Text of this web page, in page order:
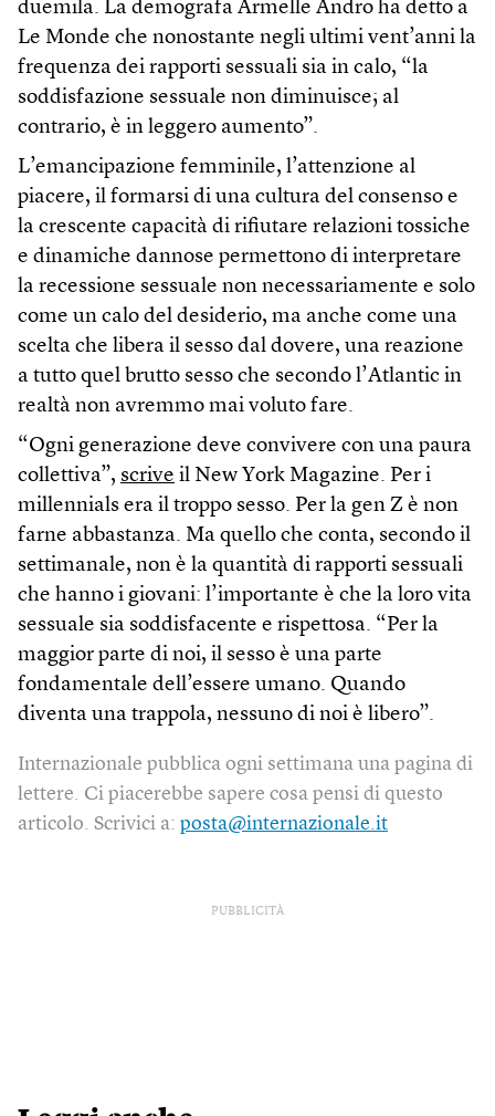
duemila. La demografa Armelle Andro ha detto a
Le Monde che nonostante negli ultimi vent’anni la
frequenza dei rapporti sessuali sia in calo, “la
soddisfazione sessuale non diminuisce; al
contrario, è in leggero aumento”.
L’emancipazione femminile, l’attenzione al
piacere, il formarsi di una cultura del consenso e
la crescente capacità di rifiutare relazioni tossiche
e dinamiche dannose permettono di interpretare
la recessione sessuale non necessariamente e solo
come un calo del desiderio, ma anche come una
scelta che libera il sesso dal dovere, una reazione
a tutto quel brutto sesso che secondo l’Atlantic in
realtà non avremmo mai voluto fare.
“Ogni generazione deve convivere con una paura
collettiva”, scrive il New York Magazine. Per i
millennials era il troppo sesso. Per la gen Z è non
farne abbastanza. Ma quello che conta, secondo il
settimanale, non è la quantità di rapporti sessuali
che hanno i giovani: l’importante è che la loro vita
sessuale sia soddisfacente e rispettosa. “Per la
maggior parte di noi, il sesso è una parte
fondamentale dell’essere umano. Quando
diventa una trappola, nessuno di noi è libero”.
Internazionale pubblica ogni settimana una pagina di
lettere. Ci piacerebbe sapere cosa pensi di questo
articolo. Scrivici a: posta@internazionale.it
PUBBLICITÀ